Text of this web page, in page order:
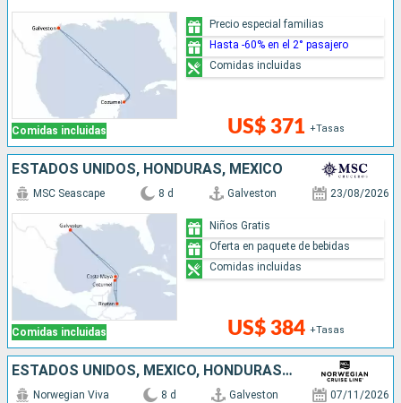
Comidas incluidas US$ 371 +Tasas
Precio especial familias
Hasta -60% en el 2° pasajero
Comidas incluidas
ESTADOS UNIDOS, HONDURAS, MÉXICO
Comidas incluidas
MSC Seascape 8 d Galveston 23/08/2026
US$ 384 +Tasas
Niños Gratis
Oferta en paquete de bebidas
Comidas incluidas
ESTADOS UNIDOS, MÉXICO, HONDURAS, BELICE
Norwegian Viva 8 d Galveston 07/11/2026